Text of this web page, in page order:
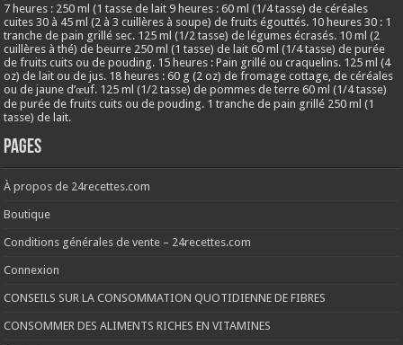
7 heures : 250 ml (1 tasse de lait 9 heures : 60 ml (1/4 tasse) de céréales
cuites 30 à 45 ml (2 à 3 cuillères à soupe) de fruits égouttés. 10 heures 30 : 1
tranche de pain grillé sec. 125 ml (1/2 tasse) de légumes écrasés. 10 ml (2
cuillères à thé) de beurre 250 ml (1 tasse) de lait 60 ml (1/4 tasse) de purée
de fruits cuits ou de pouding. 15 heures : Pain grillé ou craquelins. 125 ml (4
oz) de lait ou de jus. 18 heures : 60 g (2 oz) de fromage cottage, de céréales
ou de jaune d’œuf. 125 ml (1/2 tasse) de pommes de terre 60 ml (1/4 tasse)
de purée de fruits cuits ou de pouding. 1 tranche de pain grillé 250 ml (1
tasse) de lait.
Pages
À propos de 24recettes.com
Boutique
Conditions générales de vente – 24recettes.com
Connexion
CONSEILS SUR LA CONSOMMATION QUOTIDIENNE DE FIBRES
CONSOMMER DES ALIMENTS RICHES EN VITAMINES